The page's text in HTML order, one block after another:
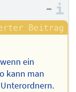
–
ein
kann man